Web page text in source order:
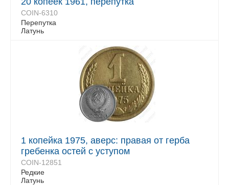
COIN-6310
Перепутка
Латунь
1 копейка 1975, аверс: правая от герба
гребенка остей с уступом
COIN-12851
Редкие
Латунь